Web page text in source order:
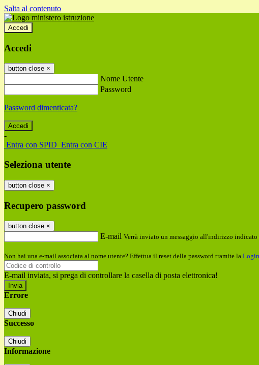
Salta al contenuto
Accedi
Accedi
button close ×
Nome Utente
Password
Password dimenticata?
-
Entra con SPID Entra con CIE
Seleziona utente
button close ×
Recupero password
button close ×
E-mail Verrà inviato un messaggio all'indirizzo indicato
Non hai una e-mail associata al nome utente? Effettua il reset della password tramite la
E-mail inviata, si prega di controllare la casella di posta elettronica!
Errore
Chiudi
Successo
Chiudi
Informazione